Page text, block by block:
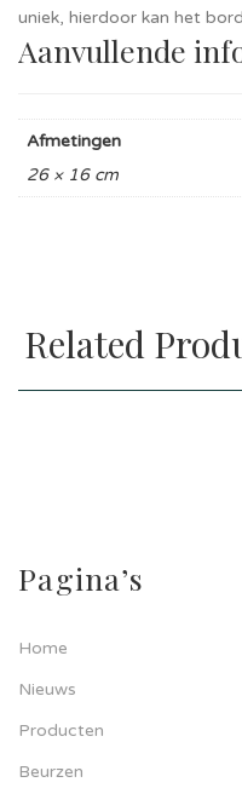
uniek, hierdoor kan het
Aanvullende
Afmetingen
26 × 16 cm
Related
Pagina’s
Home
Nieuws
Producten
Beurzen